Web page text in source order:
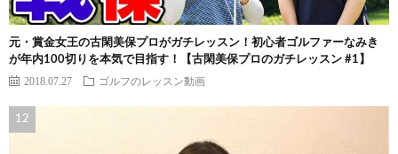
元・賞金女王の古閑美保プロがガチレッスン！初心者ゴルファーなみき
が年内100切りを本気で目指す！【古閑美保プロのガチレッスン #1】
2018.07.27 ゴルフのレッスン動画